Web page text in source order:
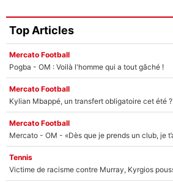
Top Articles
Mercato Football
Pogba - OM : Voilà l'homme qui a tout gâché !
Mercato Football
Kylian Mbappé, un transfert obligatoire cet été ?
Mercato Football
Tennis